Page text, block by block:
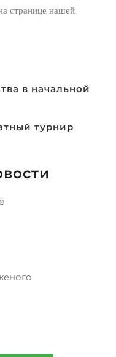
странице нашей
в начальной
турнир